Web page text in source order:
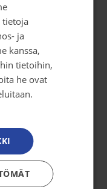
tietoja
ja
kanssa,
tietoihin,
he ovat